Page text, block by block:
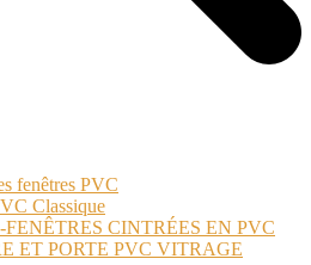
fenêtres PVC
Classique
FENÊTRES CINTRÉES EN PVC
ET PORTE PVC VITRAGE